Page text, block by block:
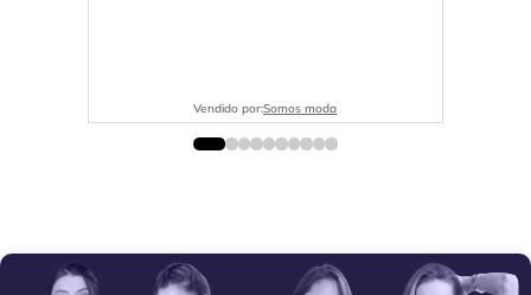
Vendido por:Somos moda